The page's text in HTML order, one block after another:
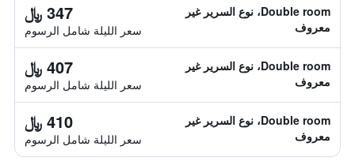
Double room، نوع السرير غير
معروف
347 ﷼
سعر الليلة شامل الرسوم
Double room، نوع السرير غير
معروف
407 ﷼
سعر الليلة شامل الرسوم
Double room، نوع السرير غير
معروف
410 ﷼
سعر الليلة شامل الرسوم